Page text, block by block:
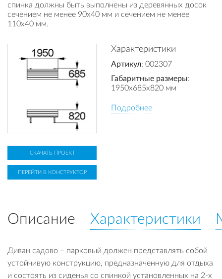
спинка должны быть выполнены из деревянных досок
сечением не менее 90х40 мм и сечением не менее
110х40 мм.
Характеристики
Артикул: 002307
Габаритные размеры:
1950x685x820 мм
Подробнее
СКАЧАТЬ ПРОЕКТ
ПЕРЕЙТИ В КОНСТРУКТОР
Описание Характеристики
Диван садово – парковый должен представлять собой
устойчивую конструкцию, предназначенную для отдыха
и состоять из сиденья со спинкой установленных на 2-х